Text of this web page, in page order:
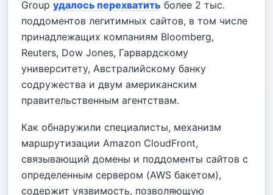
Group удалось перехватить более 2 тыс.
поддоментов легитимных сайтов, в том числе
принадлежащих компаниям Bloomberg,
Reuters, Dow Jones, Гарвардскому
университету, Австралийскому банку
содружества и двум американским
правительственным агентствам.
Как обнаружили специалисты, механизм
маршрутизации Amazon CloudFront,
связывающий домены и поддоменты сайтов с
определенным сервером (AWS бакетом),
содержит уязвимость, позволяющую